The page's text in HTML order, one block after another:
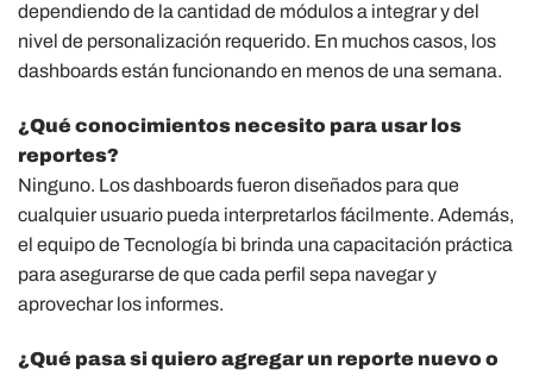
dependiendo de la cantidad de módulos a integrar y del
nivel de personalización requerido. En muchos casos, los
dashboards están funcionando en menos de una semana.
¿Qué conocimientos necesito para usar los
reportes?
Ninguno. Los dashboards fueron diseñados para que
cualquier usuario pueda interpretarlos fácilmente. Además,
el equipo de Tecnología bi brinda una capacitación práctica
para asegurarse de que cada perfil sepa navegar y
aprovechar los informes.
¿Qué pasa si quiero agregar un reporte nuevo o